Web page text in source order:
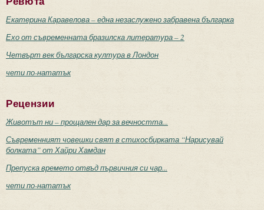
Екатерина Каравелова – една незаслужено забравена българка
Ехо от съвременната бразилска литература – 2
Четвърт век българска култура в Лондон
чети по-нататък
Рецензии
Животът ни – прощален дар за вечността...
Съвременният човешки свят в стихосбирката “Нарисувай
болката” от Хайри Хамдан
Препуска времето отвъд първичния си чар...
чети по-нататък